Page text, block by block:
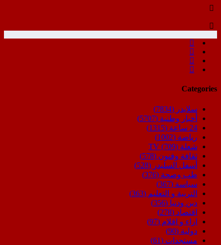
Categories
سلايدر (7834)
أخبار وطنية (5707)
24 ساعة
(1315)
رياضة (1002)
شعلة TV (709)
ثقافة وفنون (578)
أسفل السليدر (528)
طب وصحة (376)
سياسة (367)
التربية و التعليم (363)
دين ودنيا (356)
اقتصاد (278)
اراء و اقلام (97)
دولية (90)
مستجدات (61)